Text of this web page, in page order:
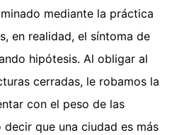
mediante la práctica
en realidad, el síntoma de
hipótesis. Al obligar al
cerradas, le robamos la
con el peso de las
que una ciudad es más